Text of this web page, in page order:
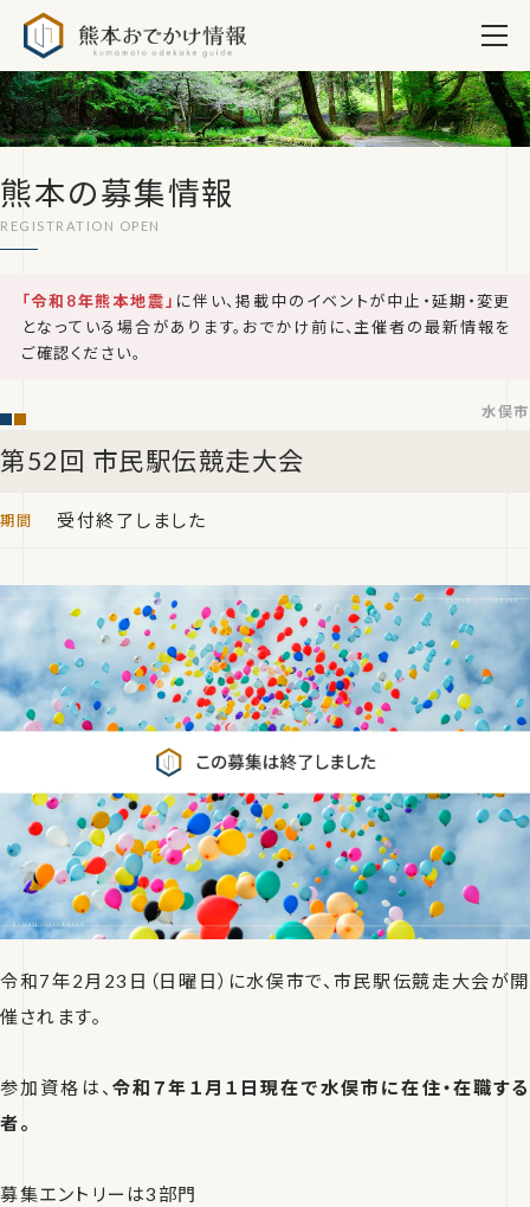
熊本の募集情報
「令和8年熊本地震」 に伴い、掲載中のイベントが中止・延期・変更
となっている場合があります。おでかけ前に、主催者の最新情報を
ご確認ください。
第52回 市民駅伝競走大会
水俣市
受付終了しました
令和7年2月23日（日曜日）に水俣市で、市民駅伝競走大会が開
催されます。
参加資格は、 令和７年１月１日現在で水俣市に在住・在職する
者。
募集エントリーは3部門